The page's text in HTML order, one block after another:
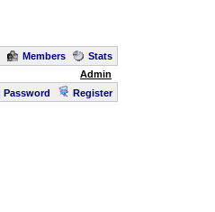
Members
Stats
Admin
Password Register